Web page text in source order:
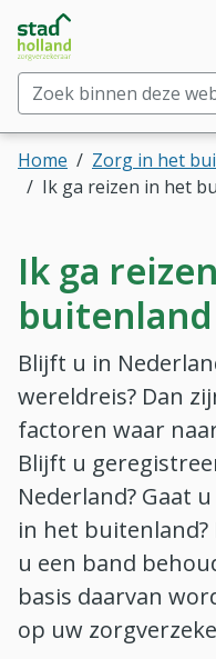
Direct naar hoofdinhoud
Direct naar hoofdmenu
Stad Holland
Zoek binnen deze
Home
Zorg in het
Ik ga reizen in het
Ik ga
buitenland
Blijft u in
wereldreis? Dan
factoren waar
Blijft u
Nederland? Gaat
in het
u een band
basis daarvan
op uw